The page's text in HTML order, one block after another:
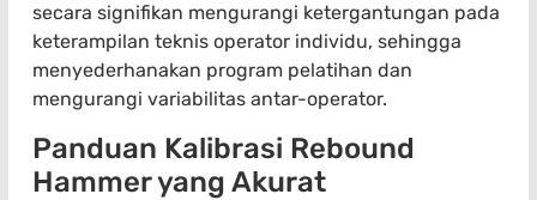
secara signifikan mengurangi ketergantungan pada
keterampilan teknis operator individu, sehingga
menyederhanakan program pelatihan dan
mengurangi variabilitas antar-operator.
Panduan Kalibrasi Rebound
Hammer yang Akurat